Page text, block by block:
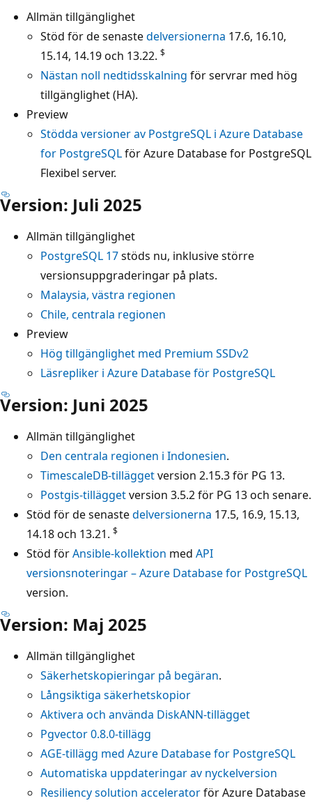
Allmän tillgänglighet
Stöd för de senastedelversionerna 17.6, 16.10,
15.14, 14.19 och 13.22. $
Nästan noll nedtidsskalning för servrar med hög
tillgänglighet (HA).
Preview
Stödda versioner av PostgreSQL i Azure Database
for PostgreSQLför Azure Database for PostgreSQL
Flexibel server.
Version: Juli 2025
Allmän tillgänglighet
PostgreSQL 17stöds nu, inklusive större
versionsuppgraderingar på plats.
Malaysia, västra regionen
Chile, centrala regionen
Preview
Hög tillgänglighet med Premium SSDv2
Läsrepliker i Azure Database för PostgreSQL
Version: Juni 2025
Allmän tillgänglighet
Den centrala regionen i Indonesien.
TimescaleDB-tilläggetversion 2.15.3 för PG 13.
Postgis-tilläggetversion 3.5.2 för PG 13 och senare.
Stöd för de senastedelversionerna 17.5, 16.9, 15.13,
14.18 och 13.21. $
Stöd förAnsible-kollektion med API
versionsnoteringar – Azure Database for PostgreSQL
version.
Version: Maj 2025
Allmän tillgänglighet
Säkerhetskopieringar på begäran.
Långsiktiga säkerhetskopior
Aktivera och använda DiskANN-tillägget
Pgvector 0.8.0-tillägg
AGE-tillägg med Azure Database for PostgreSQL
Automatiska uppdateringar av nyckelversion
Resiliency solution acceleratorför Azure Database